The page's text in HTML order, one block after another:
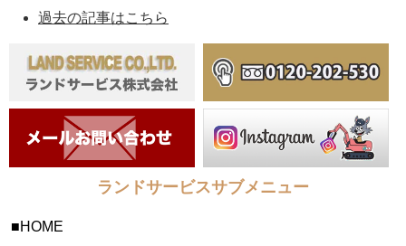
過去の記事はこちら
ランドサービスサブメニュー
HOME